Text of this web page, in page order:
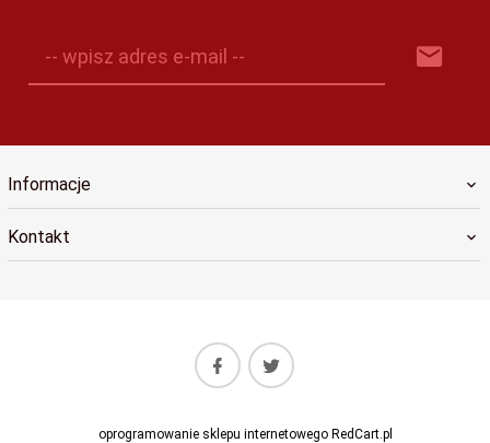
-- wpisz adres e-mail --
Informacje
Kontakt
oprogramowanie sklepu internetowegoRedCart.pl